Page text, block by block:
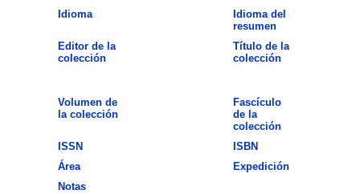
Idioma
Idioma del
resumen
Editor de la
colección
Título de la
colección
Volumen de
la colección
Fascículo
de la
colección
ISSN
ISBN
Área
Expedición
Notas